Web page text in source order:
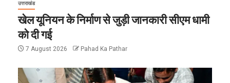
उत्तराखंड
खेल यूनियन के निर्माण से जुड़ी जानकारी सीएम धामी
को दी गई
7 August 2026 Pahad Ka Pathar